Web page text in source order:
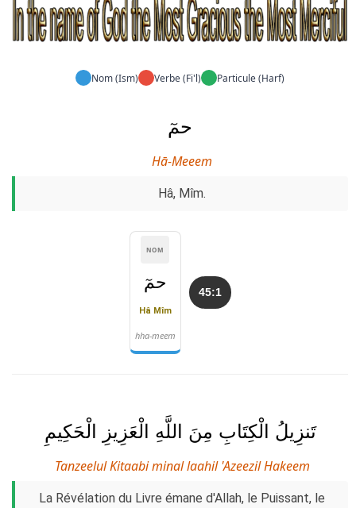
Nom (Ism) Verbe (Fi'l) Particule (Harf)
حمٓ
Hā-Meeem
Hâ, Mîm.
45:1
NOM
حمٓ
Hâ Mîm
hha-meem
تَنزِيلُ الْكِتَابِ مِنَ اللَّهِ الْعَزِيزِ الْحَكِيمِ
Tanzeelul Kitaabi minal laahil 'Azeezil Hakeem
La Révélation du Livre émane d'Allah, le Puissant, le